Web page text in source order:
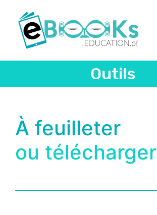
Outils
À feuilleter
ou télécharger